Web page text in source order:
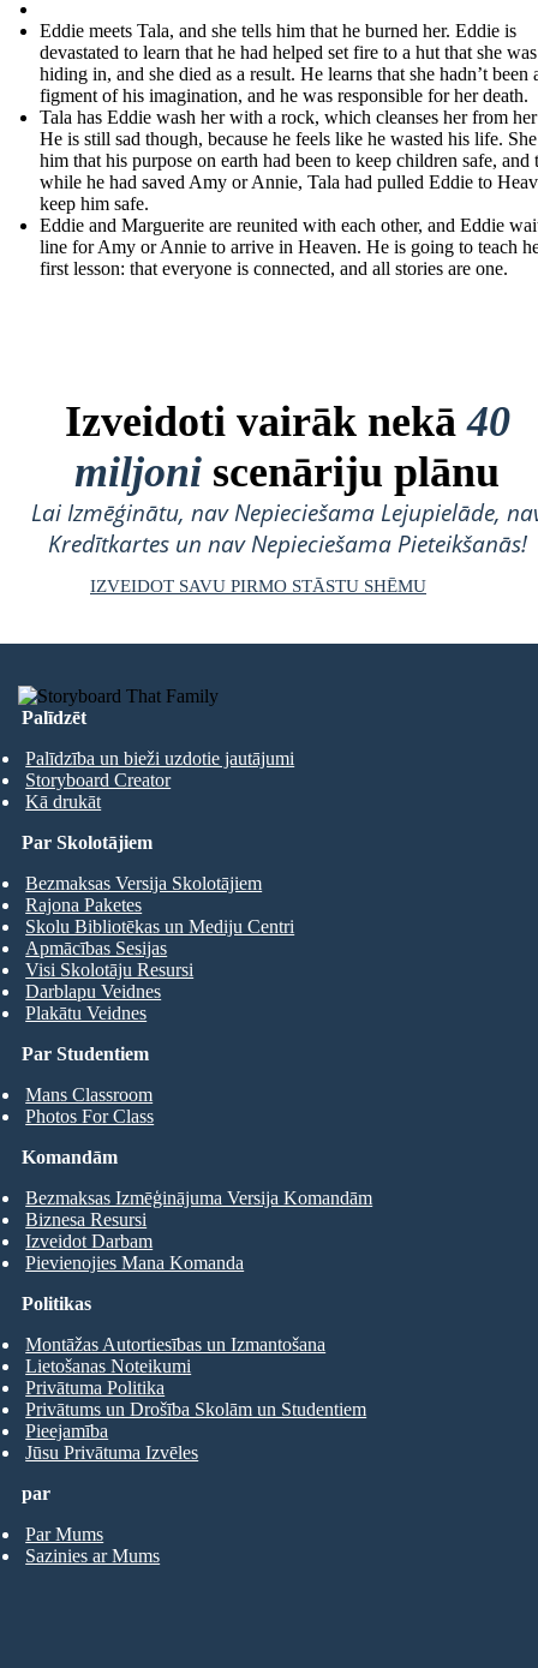
Eddie meets Tala, and she tells him that he burned her. Eddie is
devastated to learn that he had helped set fire to a hut that she was
hiding in, and she died as a result. He learns that she hadn’t been
figment of his imagination, and he was responsible for her death.
Tala has Eddie wash her with a rock, which cleanses her from
He is still sad though, because he feels like he wasted his life.
him that his purpose on earth had been to keep children safe, and
while he had saved Amy or Annie, Tala had pulled Eddie to
keep him safe.
Eddie and Marguerite are reunited with each other, and Eddie
line for Amy or Annie to arrive in Heaven. He is going to teach
first lesson: that everyone is connected, and all stories are one.
Izveidoti vairāk nekā40
miljoni scenāriju plānu
Lai Izmēģinātu, nav Nepieciešama Lejupielāde,
Kredītkartes un nav Nepieciešama Pieteikšanās!
IZVEIDOT SAVU PIRMO STĀSTU SHĒMU
Palīdzēt
Palīdzība un bieži uzdotie jautājumi
Storyboard Creator
Kā drukāt
Par Studentiem
Mans Classroom
Photos For Class
Par Skolotājiem
Bezmaksas Versija Skolotājiem
Rajona Paketes
Skolu Bibliotēkas un Mediju Centri
Apmācības Sesijas
Visi Skolotāju Resursi
Darblapu Veidnes
Plakātu Veidnes
Komandām
Bezmaksas Izmēģinājuma Versija Komandām
Biznesa Resursi
Izveidot Darbam
Pievienojies Mana Komanda
par
Par Mums
Sazinies ar Mums
Politikas
Montāžas Autortiesības un Izmantošana
Lietošanas Noteikumi
Privātuma Politika
Privātums un Drošība Skolām un Studentiem
Pieejamība
Jūsu Privātuma Izvēles